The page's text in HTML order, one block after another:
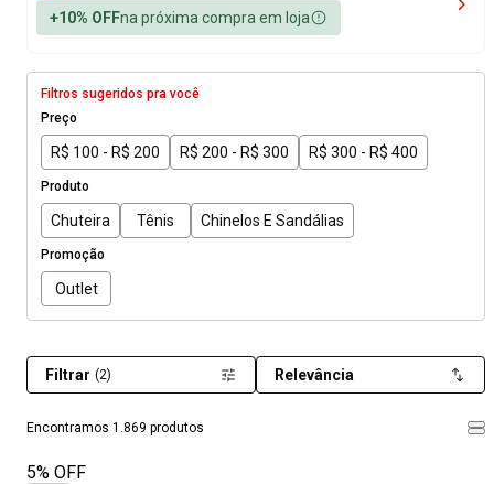
+10% OFFna próxima compra em loja
Filtros sugeridos pra você
Preço
R$ 100 - R$ 200 R$ 200 - R$ 300 R$ 300 - R$ 400
Produto
Chuteira Tênis Chinelos E Sandálias
Promoção
Outlet
Encontramos 1.869 produtos
Filtrar (2) Relevância
5% OFF